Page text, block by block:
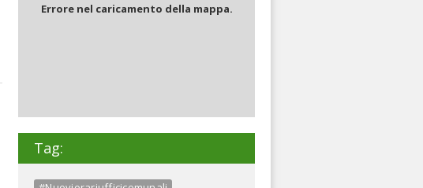
Errore nel caricamento della mappa.
Tag: